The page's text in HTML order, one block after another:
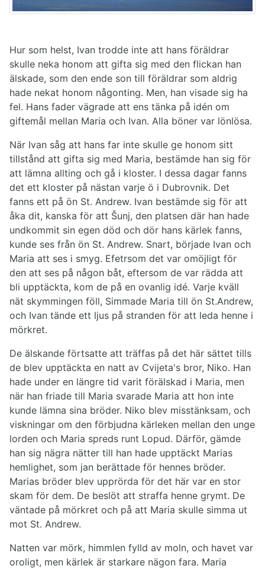
Hur som helst, Ivan trodde inte att hans föräldrar
skulle neka honom att gifta sig med den flickan han
älskade, som den ende son till föräldrar som aldrig
hade nekat honom någonting. Men, han visade sig ha
fel. Hans fader vägrade att ens tänka på idén om
giftemål mellan Maria och Ivan. Alla böner var lönlösa.
När Ivan såg att hans far inte skulle ge honom sitt
tillstånd att gifta sig med Maria, bestämde han sig för
att lämna allting och gå i kloster. I dessa dagar fanns
det ett kloster på nästan varje ö i Dubrovnik. Det
fanns ett på ön St. Andrew. Ivan bestämde sig för att
åka dit, kanska för att Šunj, den platsen där han hade
undkommit sin egen död och dör hans kärlek fanns,
kunde ses från ön St. Andrew. Snart, började Ivan och
Maria att ses i smyg. Efetrsom det var omöjligt för
den att ses på någon båt, eftersom de var rädda att
bli upptäckta, kom de på en ovanlig idé. Varje kväll
nät skymmingen föll, Simmade Maria till ön St.Andrew,
och Ivan tände ett ljus på stranden för att leda henne i
mörkret.
De älskande förtsatte att träffas på det här sättet tills
de blev upptäckta en natt av Cvijeta's bror, Niko. Han
hade under en längre tid varit förälskad i Maria, men
när han friade till Maria svarade Maria att hon inte
kunde lämna sina bröder. Niko blev misstänksam, och
viskningar om den förbjudna kärleken mellan den unge
lorden och Maria spreds runt Lopud. Därför, gämde
han sig nägra nätter till han hade upptäckt Marias
hemlighet, som jan berättade för hennes bröder.
Marias bröder blev upprörda för det här var en stor
skam för dem. De beslöt att straffa henne grymt. De
väntade på mörkret och på att Maria skulle simma ut
mot St. Andrew.
Natten var mörk, himmlen fylld av moln, och havet var
oroligt, men kärlek är starkare nägon fara. Maria